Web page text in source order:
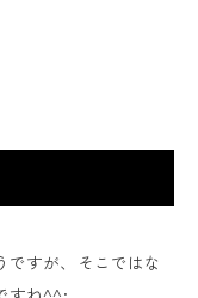
すが、そこではな